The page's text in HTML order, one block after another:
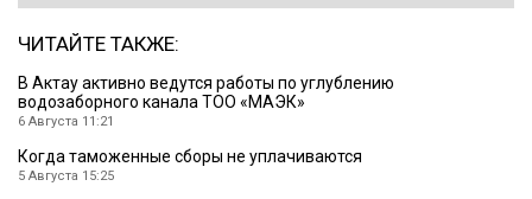
ЧИТАЙТЕ ТАКЖЕ:
В Актау активно ведутся работы по углублению
водозаборного канала ТОО «МАЭК»
6 Августа 11:21
Когда таможенные сборы не уплачиваются
5 Августа 15:25